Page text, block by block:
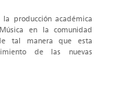
producción académica
en la comunidad
tal manera que esta
de las nuevas